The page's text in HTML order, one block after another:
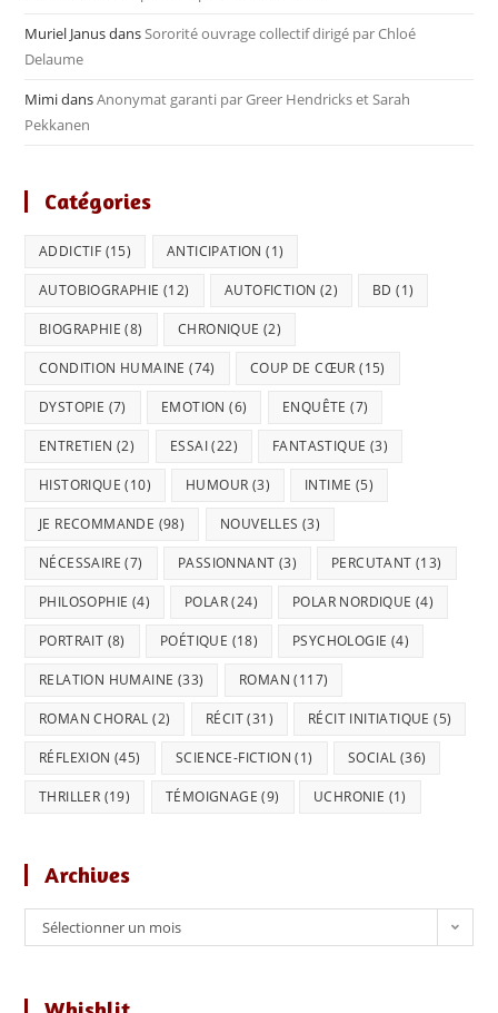
Muriel JanusdansSororité ouvrage collectif dirigé par Chloé
Delaume
MimidansAnonymat garanti par Greer Hendricks et Sarah
Pekkanen
Catégories
ADDICTIF (15) ANTICIPATION (1)
AUTOBIOGRAPHIE (12) AUTOFICTION (2) BD (1)
BIOGRAPHIE (8) CHRONIQUE (2)
CONDITION HUMAINE (74) COUP DE CŒUR (15)
DYSTOPIE (7) EMOTION (6) ENQUÊTE (7)
ENTRETIEN (2) ESSAI(22) FANTASTIQUE (3)
HISTORIQUE (10) HUMOUR (3) INTIME (5)
JE RECOMMANDE (98) NOUVELLES (3)
NÉCESSAIRE (7) PASSIONNANT (3) PERCUTANT (13)
PHILOSOPHIE (4) POLAR(24) POLAR NORDIQUE (4)
PORTRAIT (8) POÉTIQUE (18) PSYCHOLOGIE (4)
RELATION HUMAINE (33) ROMAN (117)
ROMAN CHORAL (2) RÉCIT(31) RÉCIT INITIATIQUE (5)
RÉFLEXION (45) SCIENCE-FICTION (1) SOCIAL (36)
THRILLER (19) TÉMOIGNAGE (9) UCHRONIE (1)
Archives
Archives
Sélectionner un mois